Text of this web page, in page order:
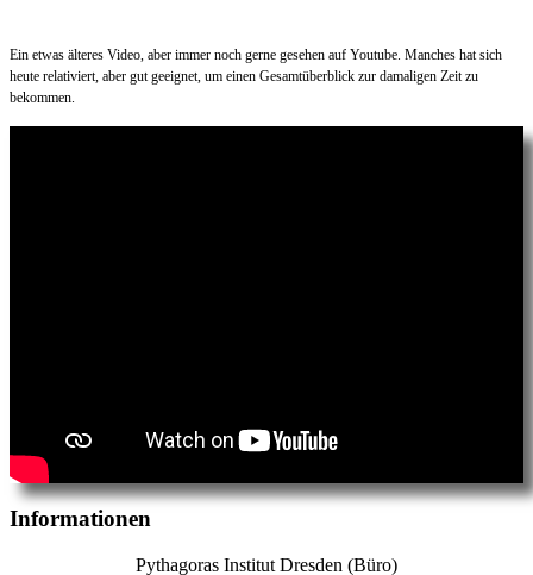
Ein etwas älteres Video, aber immer noch gerne gesehen auf Youtube. Manches hat sich
heute relativiert, aber gut geeignet, um einen Gesamtüberblick zur damaligen Zeit zu
bekommen.
Informationen
Pythagoras Institut Dresden (Büro)